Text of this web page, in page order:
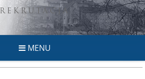
REKRUTACJA
MENU